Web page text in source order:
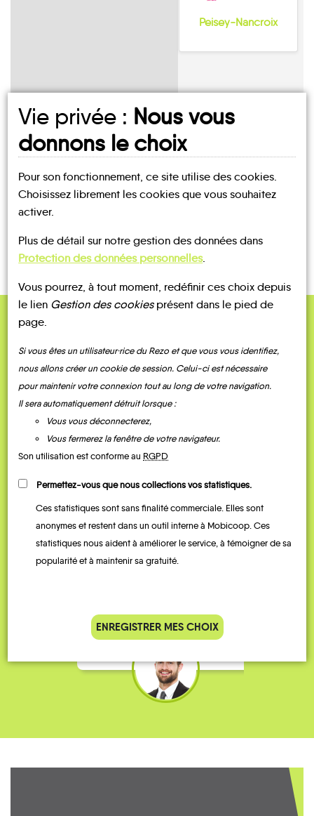
Peisey-Nancroix
UN AVIS, UN TÉMOIGNAGE
À PARTAGER ?
QUELQUES
Témoignages
Je vais bosser en train, mais le
parking de la gare est toujours
complet alors j’ai testé Rezo
Stéphane 36 ans
Vie privée : Nous vous
donnons le choix
Pour son fonctionnement, ce site utilise des cookies.
Choisissez librement les cookies que vous souhaitez
activer.
Plus de détail sur notre gestion des données dans
Protection des données personnelles.
Vous pourrez, à tout moment, redéfinir ces choix depuis
le lien Gestion des cookiesprésent dans le pied de
page.
Si vous êtes un utilisateur·rice du Rezo et que vous vous identifiez,
nous allons créer un cookie de session. Celui-ci est nécessaire
pour maintenir votre connexion tout au long de votre navigation.
Il sera automatiquement détruit lorsque :
Vous vous déconnecterez,
Vous fermerez la fenêtre de votre navigateur.
Son utilisation est conforme au RGPD
Permettez-vous que nous collections vos statistiques.
Ces statistiques sont sans finalité commerciale. Elles sont
anonymes et restent dans un outil interne à Mobicoop. Ces
statistiques nous aident à améliorer le service, à témoigner de sa
popularité et à maintenir sa gratuité.
ENREGISTRER MES CHOIX